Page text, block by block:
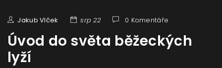
Jakub Vlček srp 22 0 Komentáře
Úvod do světa běžeckých
lyží